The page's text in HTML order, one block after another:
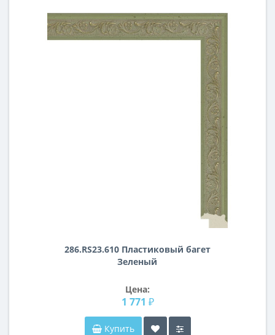
286.RS23.610 Пластиковый багет
Зеленый
Цена:
1 771 ₽
Купить